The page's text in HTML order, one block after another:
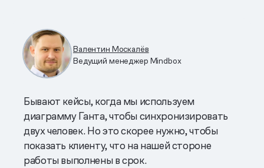
Валентин Москалёв
Ведущий менеджер Mindbox
Бывают кейсы, когда мы используем
диаграмму Ганта, чтобы синхронизировать
двух человек. Но это скорее нужно, чтобы
показать клиенту, что на нашей стороне
работы выполнены в срок.